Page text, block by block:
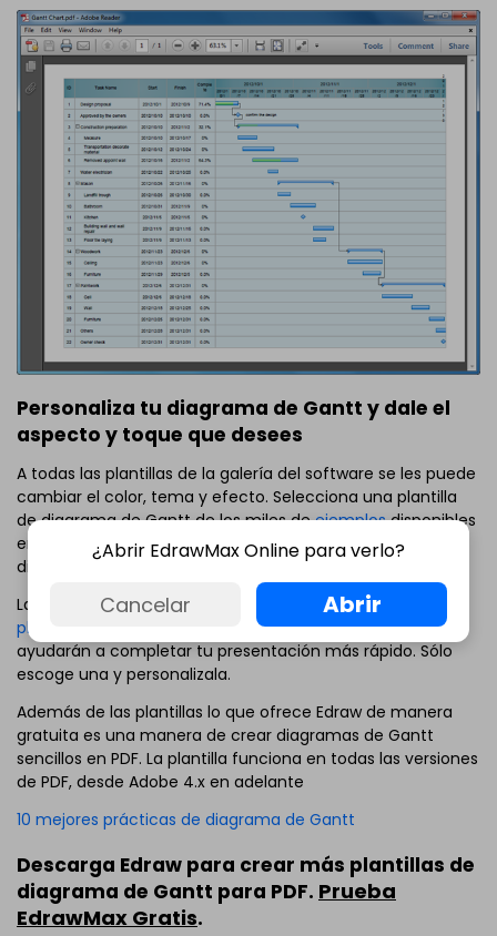
Personaliza tu diagrama de Gantt y dale el
aspecto y toque que desees
A todas las plantillas de la galería del software se les puede
cambiar el color, tema y efecto. Selecciona una plantilla
de diagrama de Gantt de los miles deejemplosdisponibles
en la biblioteca de Edraw y convierte la plantilla de
diagrama de Gantt a PDF con un solo clic.
Las ricas, inteligentes y profesionalmente diseñadas
plantillas de diagramas de Gantty los ejemplos te
ayudarán a completar tu presentación más rápido. Sólo
escoge una y personalizala.
Además de las plantillas lo que ofrece Edraw de manera
gratuita es una manera de crear diagramas de Gantt
sencillos en PDF. La plantilla funciona en todas las versiones
de PDF, desde Adobe 4.x en adelante
10 mejores prácticas de diagrama de Gantt
Descarga Edraw para crear más plantillas de
diagrama de Gantt para PDF. Prueba
EdrawMax Gratis.
¿Abrir EdrawMax Online para verlo?
Cancelar Abrir